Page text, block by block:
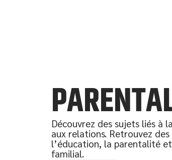
Découvrez des sujets liés à
aux relations. Retrouvez
l’éducation, la parentalité
familial.